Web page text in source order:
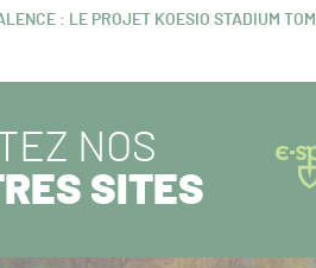
: LE PROJET KOESIO STADIUM
NOS
SITES